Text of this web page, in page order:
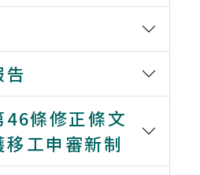
告
條修正條文
工申審新制